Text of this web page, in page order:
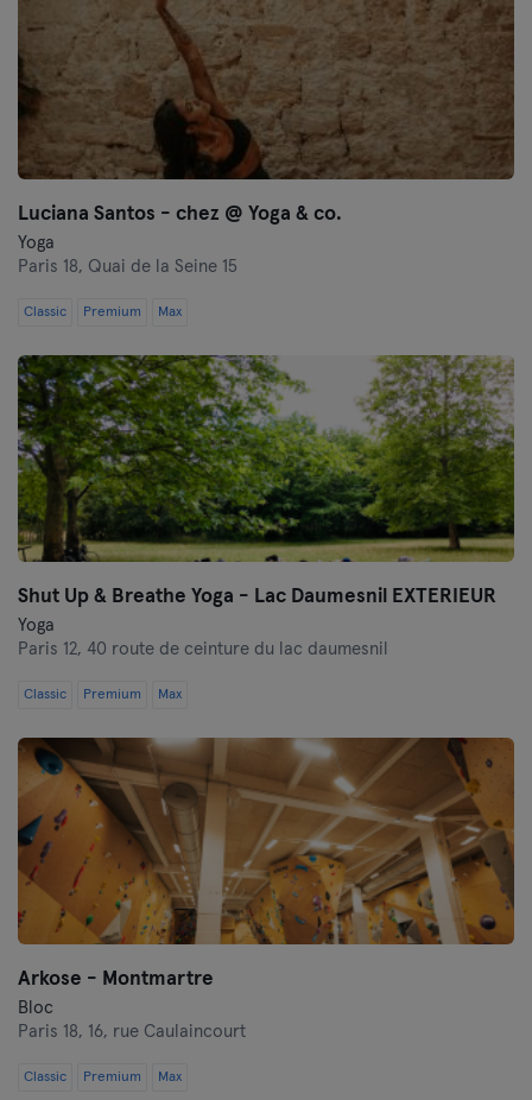
Luciana Santos - chez @ Yoga & co.
Yoga
Paris 18, Quai de la Seine 15
Classic Premium Max
Shut Up & Breathe Yoga - Lac Daumesnil EXTERIEUR
Yoga
Paris 12, 40 route de ceinture du lac daumesnil
Classic Premium Max
Arkose - Montmartre
Bloc
Paris 18, 16, rue Caulaincourt
Classic Premium Max